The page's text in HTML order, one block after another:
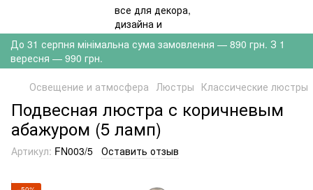
До 31 серпня мінімальна сума замовлення — 890 грн. З 1
вересня — 990 грн.
Освещение и атмосфера Люстры Классические люстры
Подвесная люстра с коричневым
абажуром (5 ламп)
Артикул: FN003/5 Оставить отзыв